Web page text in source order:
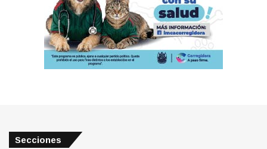
Secciones